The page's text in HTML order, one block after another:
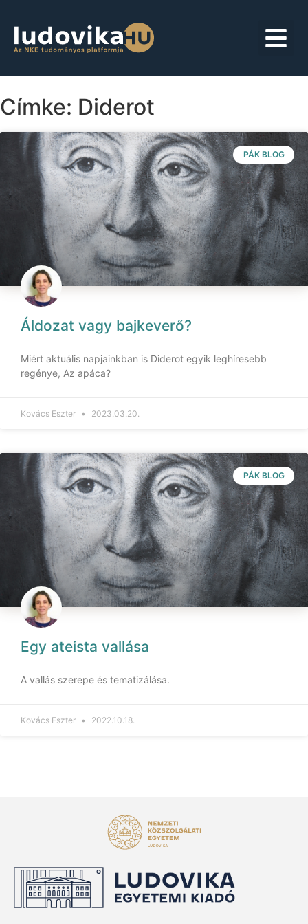
Címke: Diderot
PÁK BLOG
Áldozat vagy bajkeverő?
Miért aktuális napjainkban is Diderot egyik leghíresebb
regénye, Az apáca?
Kovács Eszter 2023.03.20.
PÁK BLOG
Egy ateista vallása
A vallás szerepe és tematizálása.
Kovács Eszter 2022.10.18.